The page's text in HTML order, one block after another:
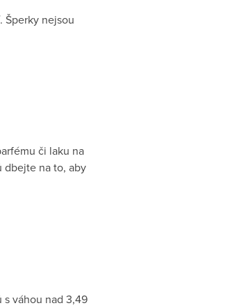
Šperky nejsou
či laku na
dbejte na to, aby
váhou nad 3,49